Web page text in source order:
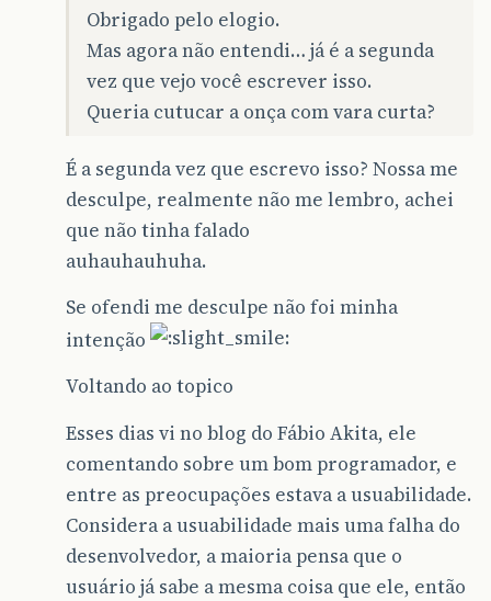
Obrigado pelo elogio.
Mas agora não entendi… já é a segunda
vez que vejo você escrever isso.
Queria cutucar a onça com vara curta?
É a segunda vez que escrevo isso? Nossa me
desculpe, realmente não me lembro, achei
que não tinha falado
auhauhauhuha.
Se ofendi me desculpe não foi minha
intenção
Voltando ao topico
Esses dias vi no blog do Fábio Akita, ele
comentando sobre um bom programador, e
entre as preocupações estava a usuabilidade.
Considera a usuabilidade mais uma falha do
desenvolvedor, a maioria pensa que o
usuário já sabe a mesma coisa que ele, então